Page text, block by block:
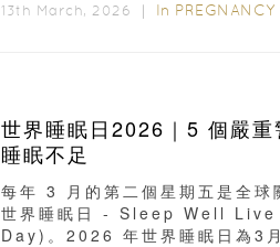
13th March, 2026 ｜ In PREGNANCY
世界睡眠日2026｜5 個嚴
睡眠不足
每年 3 月的第二個星期五是全
世界睡眠日 - Sleep Well
Day)。2026 年世界睡眠日為3